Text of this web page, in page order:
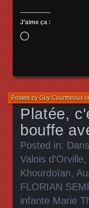
J’aime ça :
Chargement…
Platée,
bouffe
Posted byGuy Courtheoux
Posted in:
Valois d’Orville,
Khourdoïan,
FLORIAN
infante Marie